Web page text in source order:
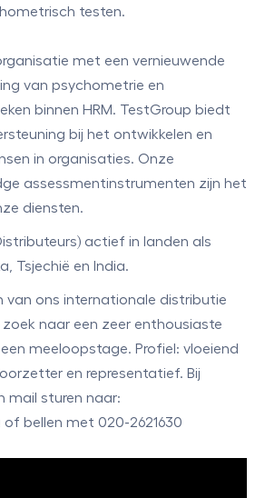
testen.
met een vernieuwende
van psychometrie en
binnen HRM. TestGroup biedt
bij het ontwikkelen en
in organisaties. Onze
assessmentinstrumenten zijn het
diensten.
actief in landen als
Tsjechië en India.
van ons internationale distributie
naar een zeer enthousiaste
meeloopstage. Profiel: vloeiend
en representatief. Bij
mail sturen naar:
bellen met 020-2621630